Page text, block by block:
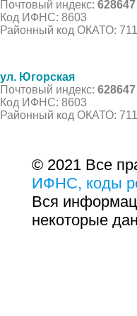
Почтовый индекс: 628647
Код ИФНС: 8603
Районный код ОКАТО:
ул. Югорская
Почтовый индекс: 628647
Код ИФНС: 8603
Районный код ОКАТО:
© 2021 Все
ИФНС, коды
Вся
некоторые